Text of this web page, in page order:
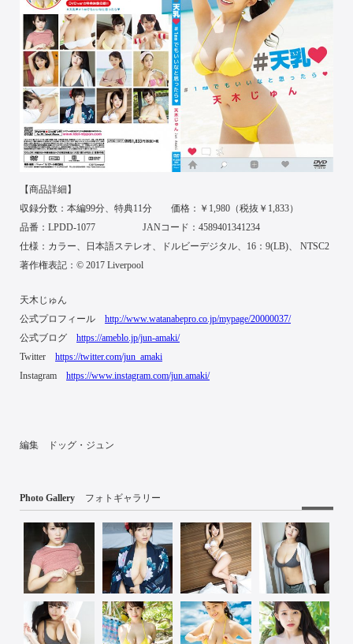
【商品詳細】
収録分数：本編99分、特典11分 価格：￥1,980（税抜￥1,833）
品番：LPDD-1077 JANコード：4589401341234
仕様：カラー、日本語ステレオ、ドルビーデジタル、16：9(LB)、 NTSC2
著作権表記：© 2017 Liverpool
天木じゅん
公式プロフィール http://www.watanabepro.co.jp/mypage/20000037/
公式ブログ https://ameblo.jp/jun-amaki/
Twitter https://twitter.com/jun_amaki
Instagram https://www.instagram.com/jun.amaki/
編集 ドッグ・ジュン
Photo Gallery フォトギャラリー